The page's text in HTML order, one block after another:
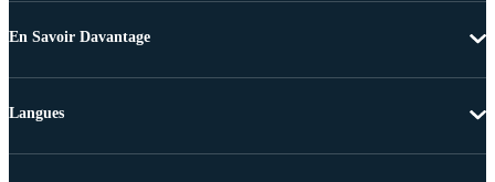
En Savoir Davantage
Langues